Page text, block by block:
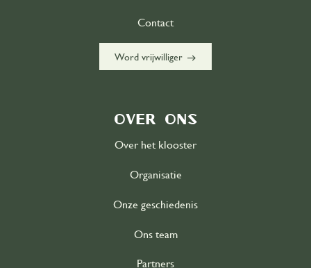
Contact
Word vrijwilliger east
Over ons
Over het klooster
Organisatie
Onze geschiedenis
Ons team
Partners